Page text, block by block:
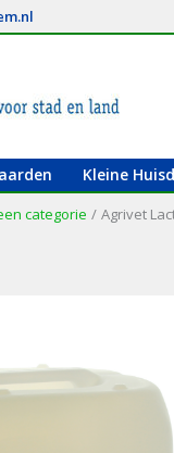
Kleine
categorie Agrivet